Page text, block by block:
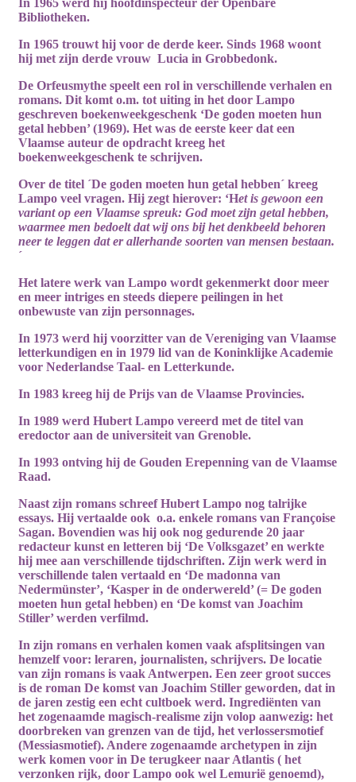
Bibliotheken.
In 1965 trouwt hij voor de derde keer. Sinds 1968 woont
hij met zijn derde vrouw Lucia in Grobbedonk.
De Orfeusmythe speelt een rol in verschillende verhalen en
romans. Dit komt o.m. tot uiting in het door Lampo
geschreven boekenweekgeschenk ‘De goden moeten hun
getal hebben’ (1969). Het was de eerste keer dat een
Vlaamse auteur de opdracht kreeg het
boekenweekgeschenk te schrijven.
Over de titel ´De goden moeten hun getal hebben´ kreeg
Lampo veel vragen. Hij zegt hierover: ‘Het is gewoon een
variant op een Vlaamse spreuk: God moet zijn getal hebben,
waarmee men bedoelt dat wij ons bij het denkbeeld behoren
neer te leggen dat er allerhande soorten van mensen bestaan.
´
Het latere werk van Lampo wordt gekenmerkt door meer
en meer intriges en steeds diepere peilingen in het
onbewuste van zijn personnages.
In 1973 werd hij voorzitter van de Vereniging van Vlaamse
letterkundigen en in 1979 lid van de Koninklijke Academie
voor Nederlandse Taal- en Letterkunde.
In 1983 kreeg hij de Prijs van de Vlaamse Provincies.
In 1989 werd Hubert Lampo vereerd met de titel van
eredoctor aan de universiteit van Grenoble.
In 1993 ontving hij de Gouden Erepenning van de Vlaamse
Raad.
Naast zijn romans schreef Hubert Lampo nog talrijke
essays. Hij vertaalde ook o.a. enkele romans van Françoise
Sagan. Bovendien was hij ook nog gedurende 20 jaar
redacteur kunst en letteren bij ‘De Volksgazet’ en werkte
hij mee aan verschillende tijdschriften. Zijn werk werd in
verschillende talen vertaald en ‘De madonna van
Nedermünster’, ‘Kasper in de onderwereld’ (= De goden
moeten hun getal hebben) en ‘De komst van Joachim
Stiller’ werden verfilmd.
In zijn romans en verhalen komen vaak afsplitsingen van
hemzelf voor: leraren, journalisten, schrijvers. De locatie
van zijn romans is vaak Antwerpen. Een zeer groot succes
is de roman De komst van Joachim Stiller geworden, dat in
de jaren zestig een echt cultboek werd. Ingrediënten van
het zogenaamde magisch-realisme zijn volop aanwezig: het
doorbreken van grenzen van de tijd, het verlossersmotief
(Messiasmotief). Andere zogenaamde archetypen in zijn
werk komen voor in De terugkeer naar Atlantis ( het
verzonken rijk, door Lampo ook wel Lemurië genoemd),